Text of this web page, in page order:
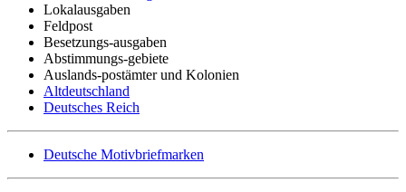
Lokalausgaben
Feldpost
Besetzungs-ausgaben
Abstimmungs-gebiete
Auslands-postämter und Kolonien
Altdeutschland
Deutsches Reich
Deutsche Motivbriefmarken